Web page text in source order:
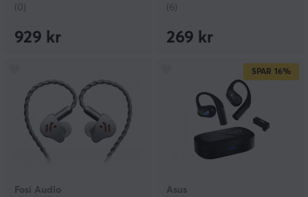
(0)
929 kr
(6)
269 kr
Fosi Audio
SPAR 16%
Asus